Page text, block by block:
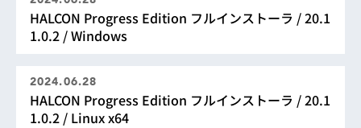
HALCON Progress Edition フルインストーラ / 20.1
1.0.2 / Windows
2024.06.28
HALCON Progress Edition フルインストーラ / 20.1
1.0.2 / Linux x64